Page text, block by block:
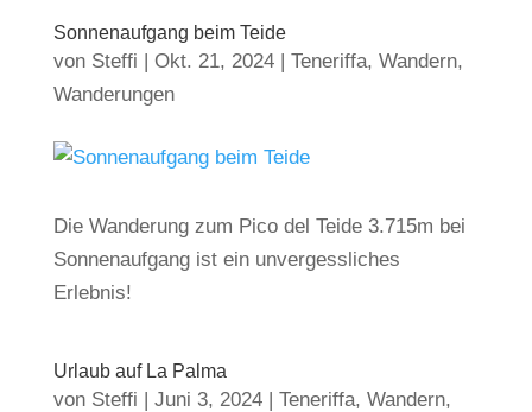
Sonnenaufgang beim Teide
von Steffi | Okt. 21, 2024| Teneriffa, Wandern,
Wanderungen
Die Wanderung zum Pico del Teide 3.715m bei
Sonnenaufgang ist ein unvergessliches
Erlebnis!
Urlaub auf La Palma
von Steffi | Juni 3, 2024| Teneriffa, Wandern,